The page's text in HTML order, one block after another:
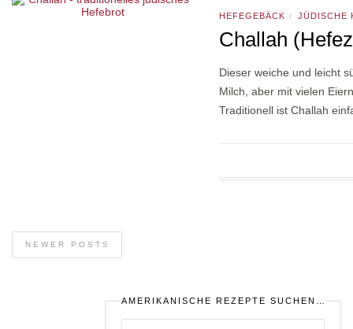
HEFEGEBÄCK / JÜDISCHE
Challah
Dieser weiche und leicht
Milch, aber mit vielen
Traditionell ist Challah
NEWER POSTS
AMERIKANISCHE REZEPTE SUCHEN…